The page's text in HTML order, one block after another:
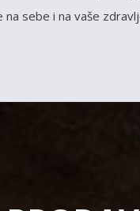
na sebe i na vaše